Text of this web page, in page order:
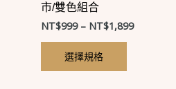
市/雙色組合
NT$999– NT$1,899
選擇規格
品
面